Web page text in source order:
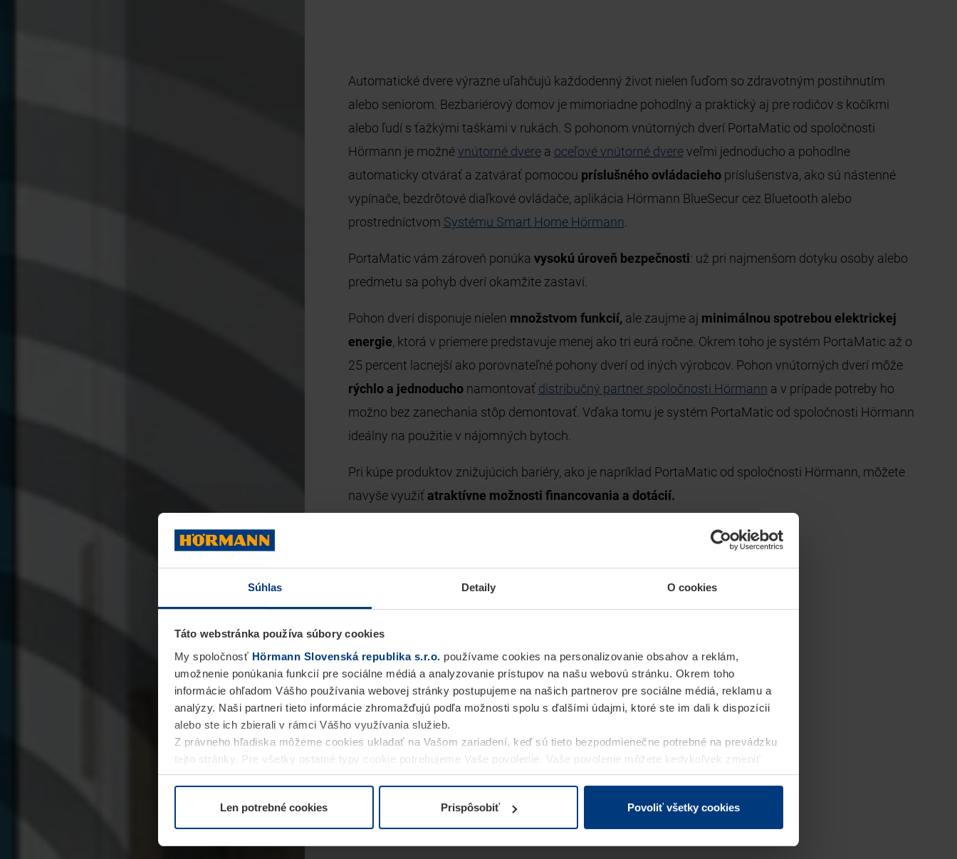
Súhlas Detaily O cookies
Táto webstránka používa súbory cookies
My spoločnosť Hörmann Slovenská republika s.r.o. používame cookies na personalizovanie obsahov a reklám,
umožnenie ponúkania funkcií pre sociálne médiá a analyzovanie prístupov na našu webovú stránku. Okrem toho
informácie ohľadom Vášho používania webovej stránky postupujeme na našich partnerov pre sociálne médiá, reklamu a
analýzy. Naši partneri tieto informácie zhromažďujú podľa možnosti spolu s ďalšími údajmi, ktoré ste im dali k dispozícii
alebo ste ich zbierali v rámci Vášho využívania služieb.
Z právneho hľadiska môžeme cookies ukladať na Vašom zariadení, keď sú tieto bezpodmienečne potrebné na prevádzku
tejto stránky. Pre všetky ostatné typy cookie potrebujeme Vaše povolenie. Vaše povolenie môžete kedykoľvek zmeniť
alebo odvolať vo vysvetlení cookie na stránkeVyhlásenie o ochrane osobných údajovnašej webovej stránky.
Len potrebné cookies Prispôsobiť Povoliť všetky cookies
Automatické dvere výrazne uľahčujú každodenný život nielen ľuďom so zdravotným postihnutím
alebo seniorom. Bezbariérový domov je mimoriadne pohodlný a praktický aj pre rodičov s kočíkmi
alebo ľudí s ťažkými taškami v rukách. S pohonom vnútorných dverí PortaMatic od spoločnosti
Hörmann je možnévnútorné dverea oceľové vnútorné dvereveľmi jednoducho a pohodlne
automaticky otvárať a zatvárať pomocou príslušného ovládaciehopríslušenstva, ako sú nástenné
vypínače, bezdrôtové diaľkové ovládače, aplikácia Hörmann BlueSecur cez Bluetooth alebo
prostredníctvom Systému Smart Home Hörmann.
PortaMatic vám zároveň ponúka vysokú úroveň bezpečnosti: už pri najmenšom dotyku osoby alebo
predmetu sa pohyb dverí okamžite zastaví.
Pohon dverí disponuje nielen množstvom funkcií,ale zaujme aj minimálnou spotrebou elektrickej
energie, ktorá v priemere predstavuje menej ako tri eurá ročne. Okrem toho je systém PortaMatic až o
25 percent lacnejší ako porovnateľné pohony dverí od iných výrobcov. Pohon vnútorných dverí môže
rýchlo a jednoduchonamontovať distribučný partner spoločnosti Hörmann a v prípade potreby ho
možno bez zanechania stôp demontovať. Vďaka tomu je systém PortaMatic od spoločnosti Hörmann
ideálny na použitie v nájomných bytoch.
Pri kúpe produktov znižujúcich bariéry, ako je napríklad PortaMatic od spoločnosti Hörmann, môžete
navyše využiťatraktívne možnosti financovania a dotácií.